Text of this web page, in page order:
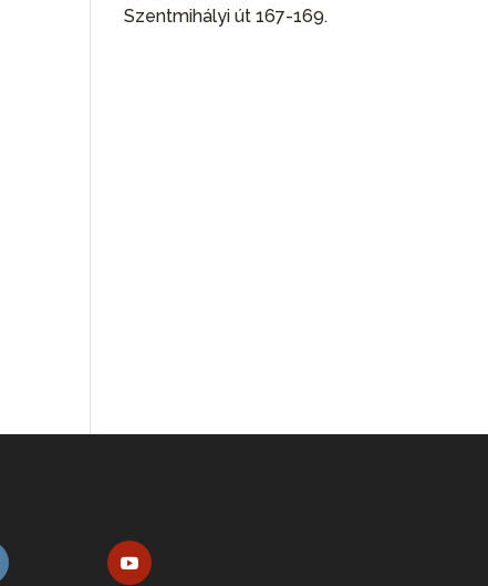
Szentmihályi út 167-169.